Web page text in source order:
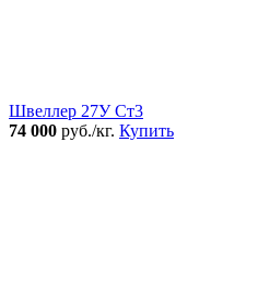
Швеллер 27У Ст3
74 000 руб./кг. Купить